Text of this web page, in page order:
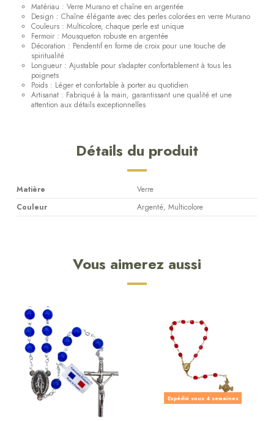
Matériau : Verre Murano et chaîne en argentée
Design : Chaîne élégante avec des perles colorées en verre Murano
Couleurs : Multicolore, chaque perle est unique
Fermoir : Mousqueton robuste en argentée
Décoration : Pendentif en forme de croix pour une touche de
spiritualité
Longueur : Ajustable pour s'adapter confortablement à tous les
poignets
Poids : Léger et confortable à porter au quotidien
Artisanat : Fabriqué à la main, garantissant une qualité et une
attention aux détails exceptionnelles
Détails du produit
Matière
Verre
Couleur
Argenté, Multicolore
Vous aimerez aussi
Expédié sous 4 semaines